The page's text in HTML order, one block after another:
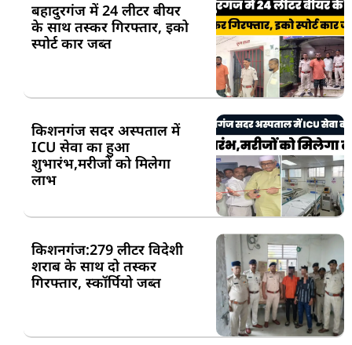
बहादुरगंज में 24 लीटर बीयर
के साथ तस्कर गिरफ्तार, इको
स्पोर्ट कार जब्त
किशनगंज सदर अस्पताल में
ICU सेवा का हुआ
शुभारंभ,मरीजों को मिलेगा
लाभ
किशनगंज:279 लीटर विदेशी
शराब के साथ दो तस्कर
गिरफ्तार, स्कॉर्पियो जब्त